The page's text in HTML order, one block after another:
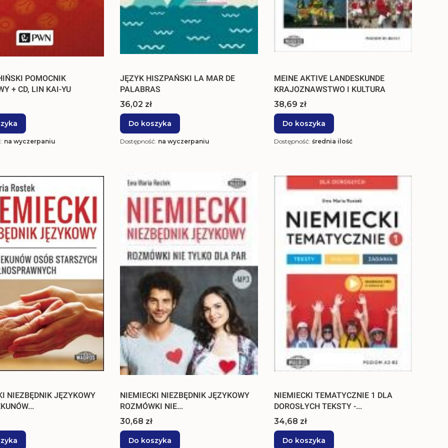
POMOCNIK
+ CD, LIN KAI-YU
na wyczerpaniu
JĘZYK HISZPAŃSKI LA MAR DE
PALABRAS
Cena
36,02 zł
Do koszyka
Dostępność: na wyczerpaniu
MEINE AKTIVE LANDESKUNDE
KRAJOZNAWSTWO I KULTURA
Cena
38,69 zł
Do koszyka
Dostępność: średnia ilość
NIEZBĘDNIK JĘZYKOWY
NIEMIECKI NIEZBĘDNIK JĘZYKOWY
ROZMÓWKI NIE...
Cena
30,68 zł
Do koszyka
NIEMIECKI TEMATYCZNIE 1 DLA
DOROSŁYCH TEKSTY -...
Cena
34,68 zł
Do koszyka